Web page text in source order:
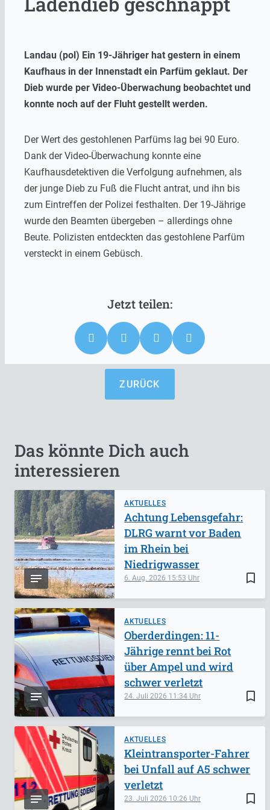
Landau (pol) Ein 19-Jähriger hat gestern in einem
Kaufhaus in der Innenstadt ein Parfüm geklaut. Der
Dieb wurde per Video-Überwachung beobachtet und
konnte noch auf der Fluht gestellt werden.
Der Wert des gestohlenen Parfüms lag bei 90 Euro.
Dank der Video-Überwachung konnte eine
Kaufhausdetektiven die Verfolgung aufnehmen, als
der junge Dieb zu Fuß die Flucht antrat, und ihn bis
zum Eintreffen der Polizei festhalten. Der 19-Jährige
wurde den Beamten übergeben – allerdings ohne
Beute. Polizisten entdeckten das gestohlene Parfüm
versteckt in einem Gebüsch.
ZURÜCK
Das könnte Dich auch
interessieren
AKTUELLES
bookmark_border
6. Aug. 2026 15:53
Achtung Lebensgefahr:
DLRG warnt vor Baden
im Rhein bei
Niedrigwasser
AKTUELLES
bookmark_border
24. Juli 2026 11:34
Oberderdingen: 11-
Jährige rennt bei Rot
über Ampel und wird
schwer verletzt
AKTUELLES
bookmark_border
23. Juli 2026 10:26
Kleintransporter-Fahrer
bei Unfall auf A5 schwer
verletzt